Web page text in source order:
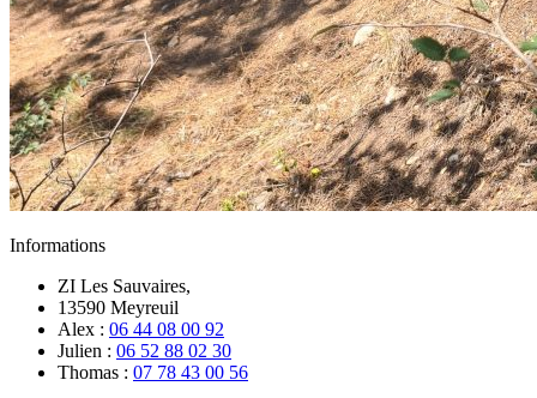
Informations
ZI Les Sauvaires,
13590 Meyreuil
Alex : 06 44 08 00 92
Julien : 06 52 88 02 30
Thomas : 07 78 43 00 56